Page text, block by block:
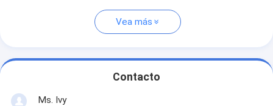
Vea más
Contacto
Ms. Ivy